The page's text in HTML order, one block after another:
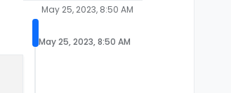
May 25, 2023, 8:50 AM
May 25, 2023, 8:50 AM